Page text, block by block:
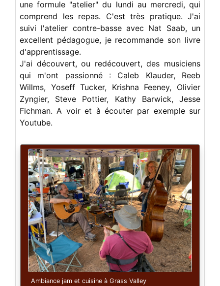
une formule "atelier" du lundi au mercredi, qui
comprend les repas. C'est très pratique. J'ai
suivi l'atelier contre-basse avec Nat Saab, un
excellent pédagogue, je recommande son livre
d'apprentissage.
J'ai découvert, ou redécouvert, des musiciens
qui m'ont passionné : Caleb Klauder, Reeb
Willms, Yoseff Tucker, Krishna Feeney, Olivier
Zyngier, Steve Pottier, Kathy Barwick, Jesse
Fichman. A voir et à écouter par exemple sur
Youtube.
Ambiance jam et cuisine à Grass Valley